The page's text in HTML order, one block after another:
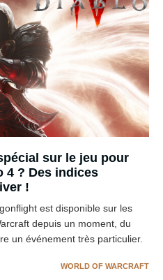
sur le jeu pour
4 ? Des indices
!
est disponible sur les
depuis un moment, du
un événement très particulier.
WORLD OF WARCRAFT